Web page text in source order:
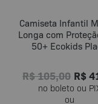
Camiseta Infantil
Longa com
50+ Ecokids
R$105,00 R$